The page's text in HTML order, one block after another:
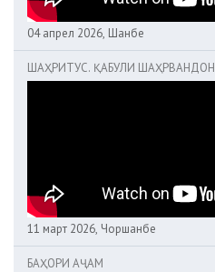
04 апрел 2026, Шанбе
ШАҲРИТУС. ҚАБУЛИ ШАҲРВАНДОН
11 март 2026, Чоршанбе
БАҲОРИ АҶАМ